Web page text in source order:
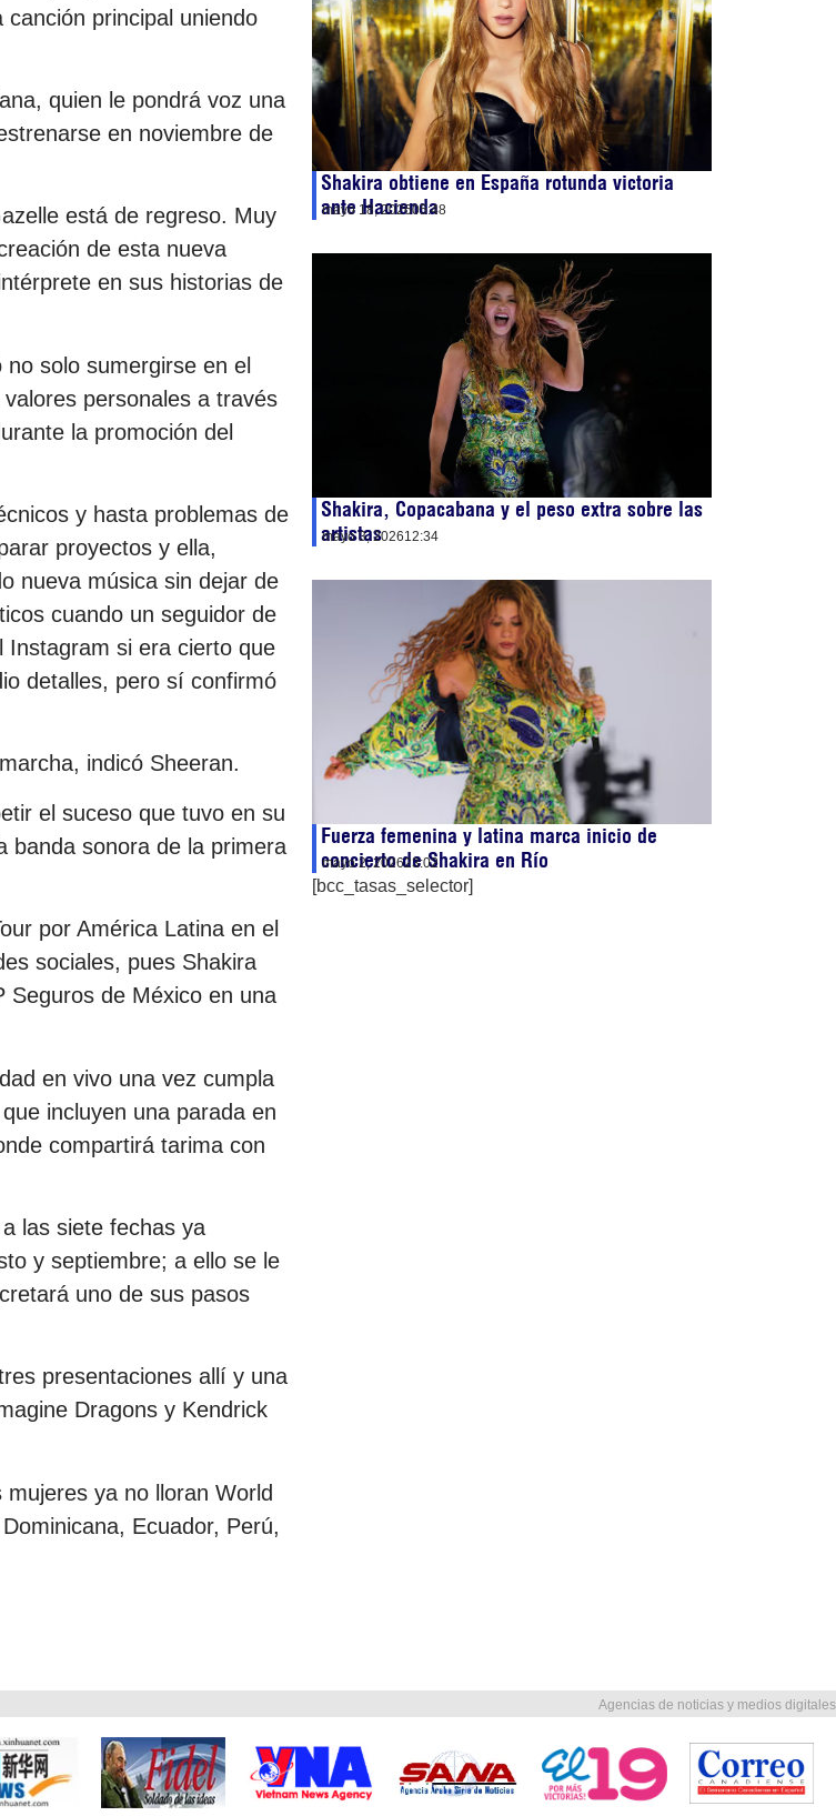
principal uniendo
quien le pondrá voz una
en noviembre de
está de regreso. Muy
de esta nueva
en sus historias de
solo sumergirse en el
personales a través
la promoción del
y hasta problemas de
proyectos y ella,
nueva música sin dejar de
cuando un seguidor de
Instagram si era cierto que
detalles, pero sí confirmó
indicó Sheeran.
el suceso que tuvo en su
banda sonora de la primera
por América Latina en el
sociales, pues Shakira
Seguros de México en una
en vivo una vez cumpla
incluyen una parada en
compartirá tarima con
las siete fechas ya
y septiembre; a ello se le
uno de sus pasos
presentaciones allí y una
Dragons y Kendrick
ya no lloran World
Ecuador, Perú,
Shakira obtiene en España rotunda victoria
ante Hacienda
mayo 18, 202605:48
Shakira, Copacabana y el peso extra sobre las
artistas
mayo 3, 202612:34
Fuerza femenina y latina marca inicio de
concierto de Shakira en Río
mayo 2, 202623:02
[bcc_tasas_selector]
Agencias de noticias y medios digitales